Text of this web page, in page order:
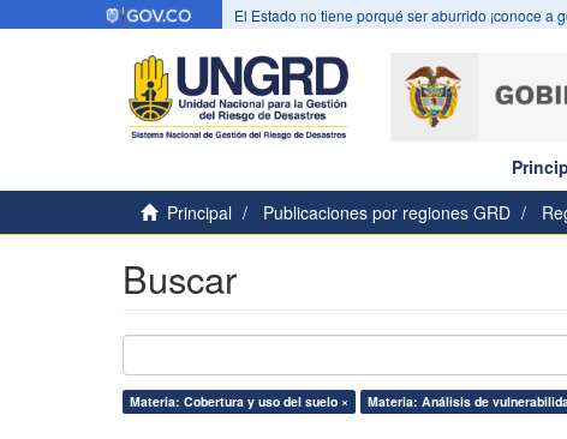
El Estado no tiene porqué ser aburrido ¡conoce a
Principal
Publicaciones por regiones GRD
Buscar
Materia: Cobertura y uso del suelo × Materia: Análisis de